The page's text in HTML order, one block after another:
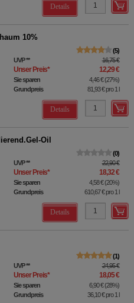
Details
10%
5
UVP** 16,75 €
Unser Preis* 12,29 €
Sie sparen 4,46 €(27%)
Grundpreis
81,93 €pro 1 l
Details
Oil
0
UVP** 22,90 €
Unser Preis* 18,32 €
Sie sparen 4,58 €(20%)
Grundpreis
610,67 €pro 1 l
Details
1
UVP** 24,95 €
Unser Preis* 18,05 €
Sie sparen 6,90 €(28%)
Grundpreis
36,10 €pro 1 l